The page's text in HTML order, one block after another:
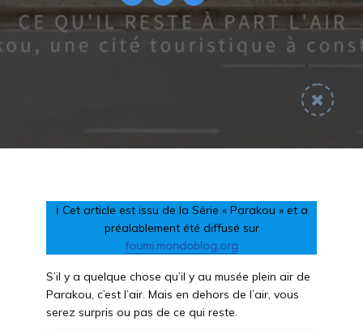
ℹ Cet article est issu de la Série « Parakou » et a
préalablement été diffusé sur
foumi.mondoblog.org
S’il y a quelque chose qu’il y au musée plein air de
Parakou, c’est l’air. Mais en dehors de l’air, vous
serez surpris ou pas de ce qui reste.